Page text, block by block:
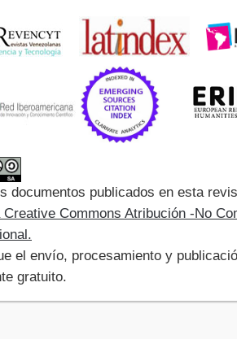
documentos publicados en esta
Creative Commons Atribución -No
el envío, procesamiento y
gratuito.